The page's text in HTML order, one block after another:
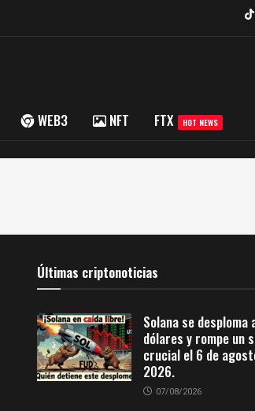
WEB3 NFT FTX HOT NEWS
Últimas criptonoticias
Solana se desploma
dólares y rompe un
crucial el 6 de
2026.
07/08/2026